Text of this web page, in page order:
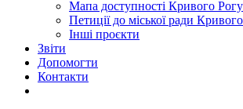
Мапа доступності Кривого Рогу
Петиції до міської ради
Інші проєкти
Звіти
Допомогти
Контакти